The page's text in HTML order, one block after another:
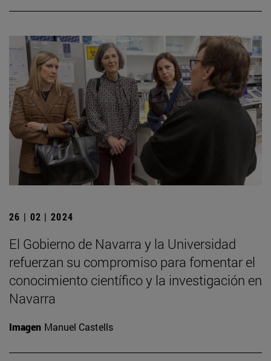
26 | 02 | 2024
El Gobierno de Navarra y la Universidad
refuerzan su compromiso para fomentar el
conocimiento científico y la investigación en
Navarra
Imagen Manuel Castells